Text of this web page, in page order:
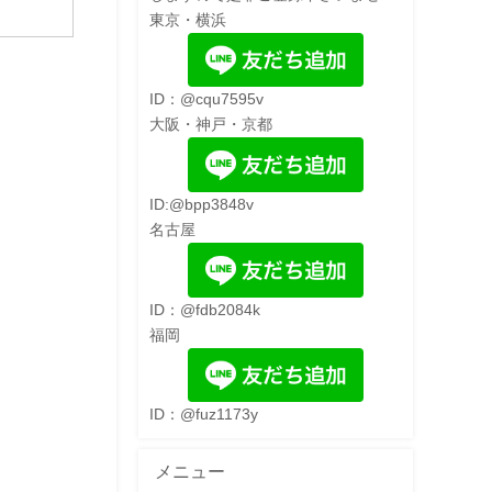
東京・横浜
ID：@cqu7595v
大阪・神戸・京都
ID:@bpp3848v
名古屋
ID：@fdb2084k
福岡
ID：@fuz1173y
メニュー